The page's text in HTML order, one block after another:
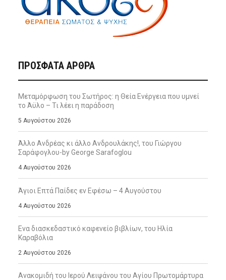
ΠΡΌΣΦΑΤΑ ΆΡΘΡΑ
Μεταμόρφωση του Σωτήρος: η Θεία Ενέργεια που υμνεί
το Άϋλο – Τι λέει η παράδοση
5 Αυγούστου 2026
Άλλο Ανδρέας κι άλλο Ανδρουλάκης!, του Γιώργου
Σαράφογλου-by George Sarafoglou
4 Αυγούστου 2026
Άγιοι Επτά Παίδες εν Εφέσω – 4 Αυγούστου
4 Αυγούστου 2026
Ενα διασκεδαστικό καφενείο βιβλίων, του Ηλία
Καραβόλια
2 Αυγούστου 2026
Ανακομιδή του Ιερού Λειψάνου του Αγίου Πρωτομάρτυρα